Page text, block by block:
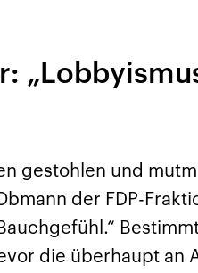
2023
der
die
Israel
Der Iran – seit der
Islamischen
1979 auch
Republik Iran – ist
von einem
Religionsführer
regierter Staat im
Osten. Eine
gestohlen und
der FDP-
die überhaupt an